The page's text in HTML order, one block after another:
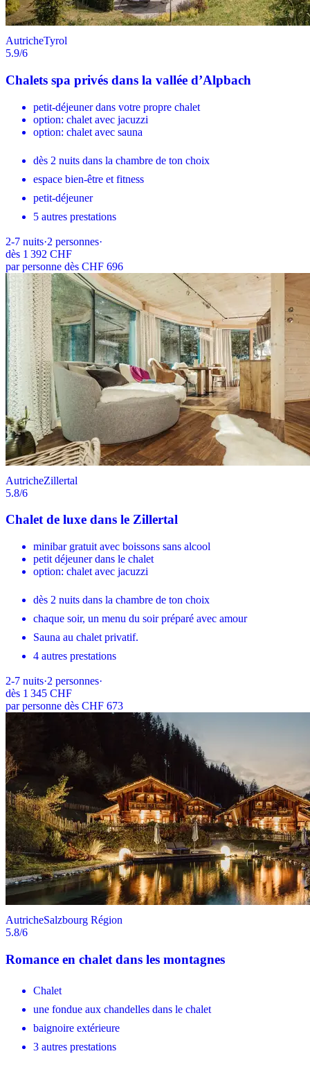
AutricheTyrol
5.9/6
Chalets spa privés dans la vallée d’Alpbach
petit-déjeuner dans votre propre chalet
option: chalet avec jacuzzi
option: chalet avec sauna
dès 2 nuits dans la chambre de ton choix
espace bien-être et fitness
petit-déjeuner
5 autres prestations
2-7 nuits·2 personnes·
dès 1 392 CHF
par personne dès CHF 696
AutricheZillertal
5.8/6
Chalet de luxe dans le Zillertal
minibar gratuit avec boissons sans alcool
petit déjeuner dans le chalet
option: chalet avec jacuzzi
dès 2 nuits dans la chambre de ton choix
chaque soir, un menu du soir préparé avec amour
Sauna au chalet privatif.
4 autres prestations
2-7 nuits·2 personnes·
dès 1 345 CHF
par personne dès CHF 673
AutricheSalzbourg Région
5.8/6
Romance en chalet dans les montagnes
Chalet
une fondue aux chandelles dans le chalet
baignoire extérieure
3 autres prestations